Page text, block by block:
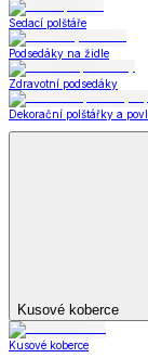
Sedací polštáře
Podsedáky na židle
Zdravotní podsedáky
Dekorační polštářky a
Kusové koberce
Kusové koberce